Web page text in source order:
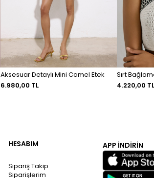
Aksesuar Detaylı Mini Camel Etek
6.980,00 TL
Sırt
4.220,00 TL
HESABIM
Sipariş Takip
Siparişlerim
APP İNDİRİN